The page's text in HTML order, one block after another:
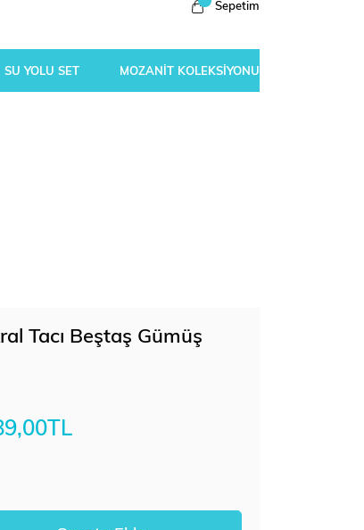
Sepetim
SU YOLU SET MOZANİT KOLEKSİYONU
Tacı Beştaş Gümüş